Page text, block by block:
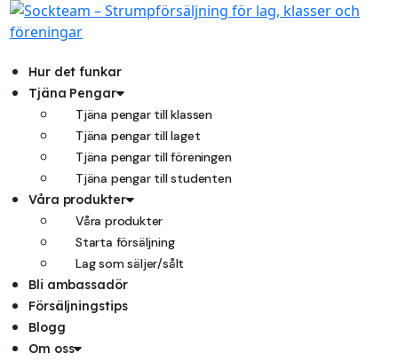
Hoppa
till
Hur det funkar
Tjäna Pengar
Tjäna pengar till klassen
Tjäna pengar till laget
Tjäna pengar till föreningen
Tjäna pengar till studenten
Våra produkter
Våra produkter
Starta försäljning
Lag som säljer/sålt
Bli ambassadör
Försäljningstips
Blogg
Om oss